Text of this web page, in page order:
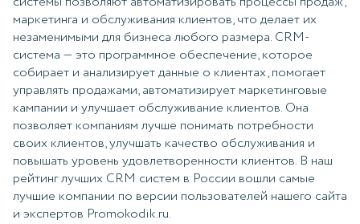
маркетинга и обслуживания клиентов, что делает их
незаменимыми для бизнеса любого размера. CRM-
система — это программное обеспечение, которое
собирает и анализирует данные о клиентах, помогает
управлять продажами, автоматизирует маркетинговые
кампании и улучшает обслуживание клиентов. Она
позволяет компаниям лучше понимать потребности
своих клиентов, улучшать качество обслуживания и
повышать уровень удовлетворенности клиентов. В наш
рейтинг лучших CRM систем в России вошли самые
лучшие компании по версии пользователей нашего сайта
и экспертов Promokodik.ru.